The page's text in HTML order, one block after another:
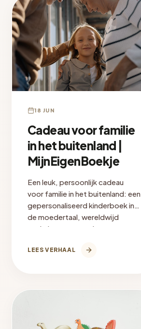
18 JUN
Cadeau voor familie
in het buitenland |
MijnEigenBoekje
Een leuk, persoonlijk cadeau
voor familie in het buitenland: een
gepersonaliseerd kinderboek in
de moedertaal, wereldwijd
gedrukt en verzonden.
LEES VERHAAL